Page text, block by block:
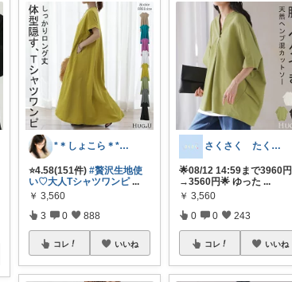
*＊しょこら＊*朝コレ
⭐️4.58(151件)#贅沢生地使
い♡大人Tシャツワンピ ...
￥ 3,560
3 0 888
コレ いいね
さくさく たくさんの訪問感謝です🙇
🌟08/12 14:59まで3960円
→3560円🌟 ゆった ...
￥ 3,560
0 0 243
コレ いいね